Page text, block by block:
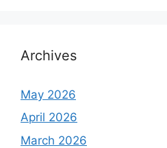
Archives
May 2026
April 2026
March 2026